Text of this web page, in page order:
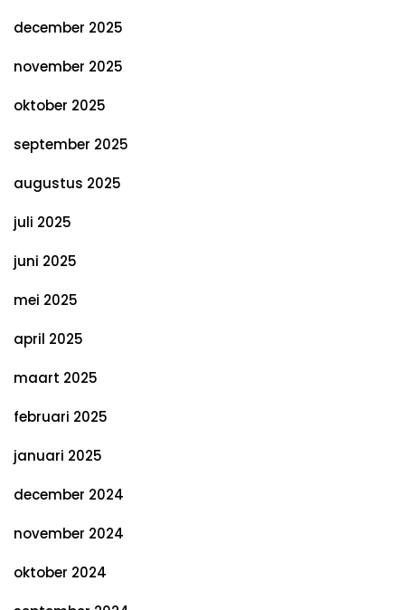
december 2025
november 2025
oktober 2025
september 2025
augustus 2025
juli 2025
juni 2025
mei 2025
april 2025
maart 2025
februari 2025
januari 2025
december 2024
november 2024
oktober 2024